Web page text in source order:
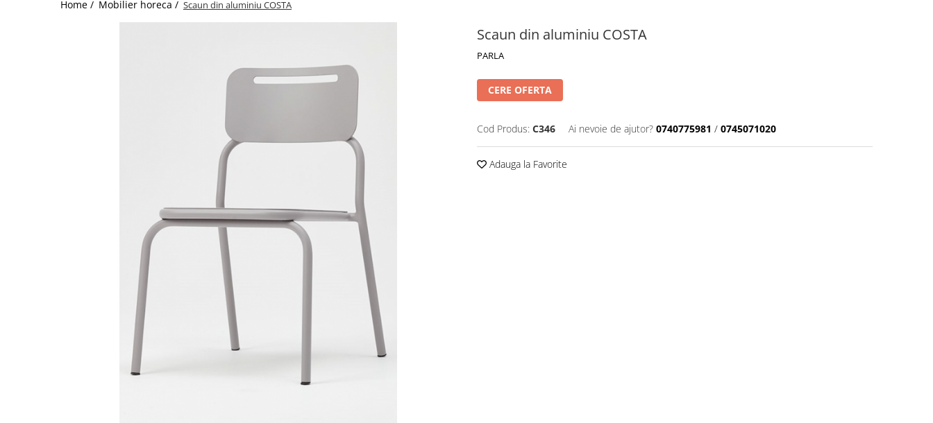
Home / Mobilier horeca / Scaun din aluminiu COSTA
Scaun din aluminiu COSTA
PARLA
CERE OFERTA
Cod Produs: C346 Ai nevoie de ajutor? 0740775981 / 0745071020
Adauga la Favorite